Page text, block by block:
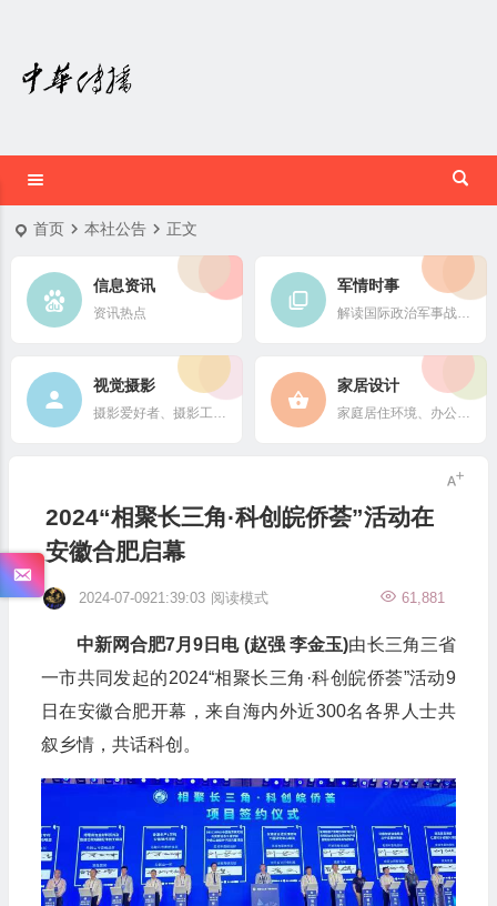
首页 本社公告 正文
信息资讯
资讯热点
军情时事
解读国际政治军事战略格局
视觉摄影
摄影爱好者、摄影工作者及摄影行业信息
家居设计
家庭居住环境、办公场所、公共空间陈设风格以设计搭配
2024“相聚长三角·科创皖侨荟”活动在
安徽合肥启幕
2024-07-0921:39:03 61,881
阅读模式
中新网合肥7月9日电 (赵强 李金玉)由长三角三省
一市共同发起的2024“相聚长三角·科创皖侨荟”活动9
日在安徽合肥开幕，来自海内外近300名各界人士共
叙乡情，共话科创。